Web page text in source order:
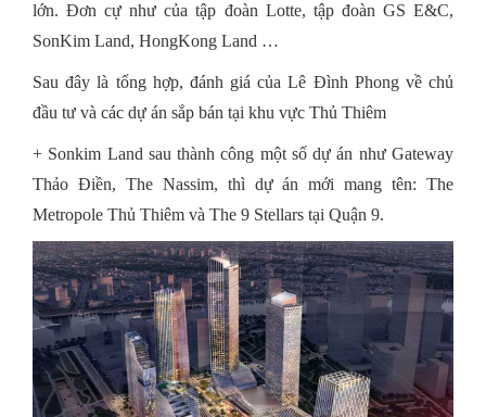
lớn. Đơn cự như của tập đoàn Lotte, tập đoàn GS E&C,
SonKim Land, HongKong Land …
Sau đây là tổng hợp, đánh giá của Lê Đình Phong về chủ
đầu tư và các dự án sắp bán tại khu vực Thủ Thiêm
+ Sonkim Land sau thành công một số dự án như Gateway
Thảo Điền, The Nassim, thì dự án mới mang tên: The
Metropole Thủ Thiêm và The 9 Stellars tại Quận 9.